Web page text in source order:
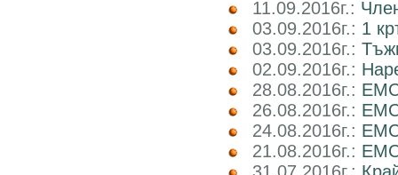
11.09.2016г.:
03.09.2016г.: 1
03.09.2016г.:
02.09.2016г.:
28.08.2016г.:
26.08.2016г.:
24.08.2016г.:
21.08.2016г.: